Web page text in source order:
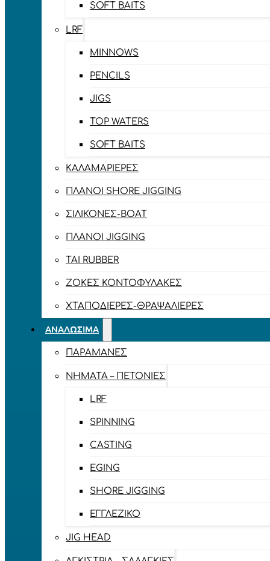
SOFT BAITS
LRF
MINNOWS
PENCILS
JIGS
TOP WATERS
SOFT BAITS
ΚΑΛΑΜΑΡΙΈΡΕΣ
ΠΛΆΝΟΙ SHORE JIGGING
ΣΙΛΙΚΌΝΕΣ-BOAT
ΠΛΆΝΟΙ JIGGING
TAI RUBBER
ΖΌΚΕΣ ΚΟΝΤΟΦΎΛΑΚΕΣ
ΧΤΑΠΟΔΙΈΡΕΣ-ΘΡΑΨΑΛΙΈΡΕΣ
ΑΝΑΛΏΣΙΜΑ
ΠΑΡΑΜΆΝΕΣ
ΝΉΜΑΤΑ – ΠΕΤΟΝΙΈΣ
LRF
SPINNING
CASTING
EGING
SHORE JIGGING
ΕΓΓΛΈΖΙΚΟ
JIG HEAD